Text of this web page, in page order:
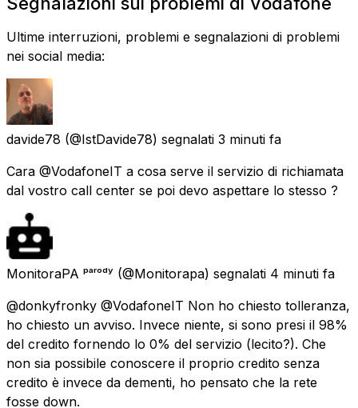
Ultime interruzioni, problemi e segnalazioni di problemi
nei social media:
davide78 (@IstDavide78) segnalati 3 minuti fa
Cara @VodafoneIT a cosa serve il servizio di richiamata
dal vostro call center se poi devo aspettare lo stesso ?
MonitoraPA ᵖᵃʳᵒᵈʸ (@Monitorapa) segnalati 4 minuti fa
@donkyfronky @VodafoneIT Non ho chiesto tolleranza,
ho chiesto un avviso. Invece niente, si sono presi il 98%
del credito fornendo lo 0% del servizio (lecito?). Che
non sia possibile conoscere il proprio credito senza
credito è invece da dementi, ho pensato che la rete
fosse down.